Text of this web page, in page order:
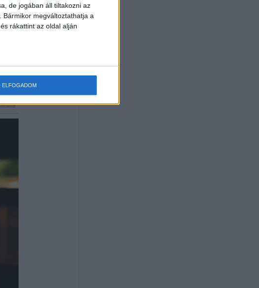
de jogában áll tiltakozni az
Bármikor megváltoztathatja a
rákattint az oldal alján
ELFOGADOM
alapján
súlyossága